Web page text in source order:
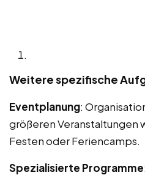
Weitere spezifische
Eventplanung:
größeren Veranstaltungen
Festen oder Feriencamps.
Spezialisierte Programme